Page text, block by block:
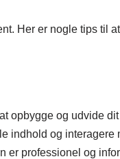
Her er nogle tips til
opbygge og udvide
indhold og interagere
er professionel og